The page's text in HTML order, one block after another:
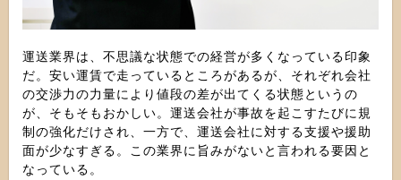
運送業界は、不思議な状態での経営が多くなっている印象
だ。安い運賃で走っているところがあるが、それぞれ会社
の交渉力の力量により値段の差が出てくる状態というの
が、そもそもおかしい。運送会社が事故を起こすたびに規
制の強化だけされ、一方で、運送会社に対する支援や援助
面が少なすぎる。この業界に旨みがないと言われる要因と
なっている。